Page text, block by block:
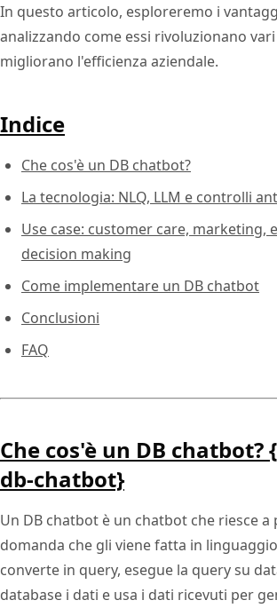
In questo articolo, esploreremo i
analizzando come essi rivoluzionano
migliorano l'efficienza aziendale.
Indice
Che cos'è un DB chatbot?
La tecnologia: NLQ, LLM e controlli
Use case: customer care, marketing,
decision making
Come implementare un DB chatbot
Conclusioni
FAQ
Che cos'è un DB chatbot?
db-chatbot}
Un DB chatbot è un chatbot che riesce a
domanda che gli viene fatta in
converte in query, esegue la query su
database i dati e usa i dati ricevuti per